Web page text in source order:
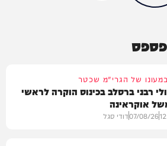
במעונו של הגרי"מ שכטר
רבני ברסלב בכינוס הוקרה לראשי
אוקראינה
07/08/26דודי סגל